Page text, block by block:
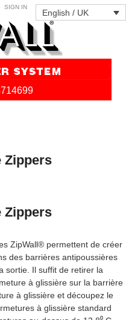
English / UK
SIGN IN
Zippers
Zippers
ZipWall® permettent de créer
des barrières antipoussières
sortie. Il suffit de retirer la
à glissière sur la barrière
à glissière et découpez le
à glissière standard